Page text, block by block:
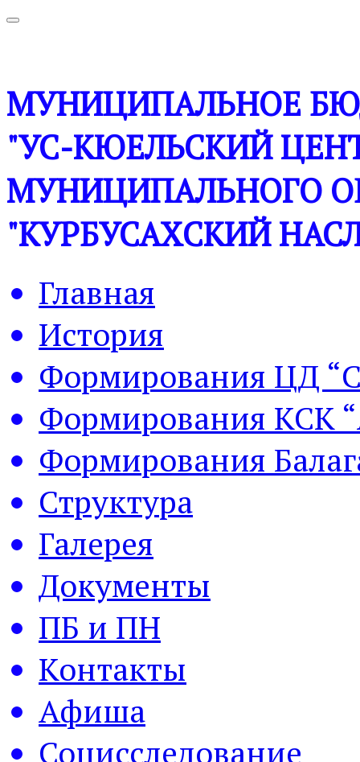
МУНИЦИПАЛЬНОЕ
"УС-КЮЕЛЬСКИЙ
МУНИЦИПАЛЬНОГО
"КУРБУСАХСКИЙ
Главная
История
Формирования ЦД
Формирования КСК
Формирования
Структура
Галерея
Документы
ПБ и ПН
Контакты
Афиша
Социсследование